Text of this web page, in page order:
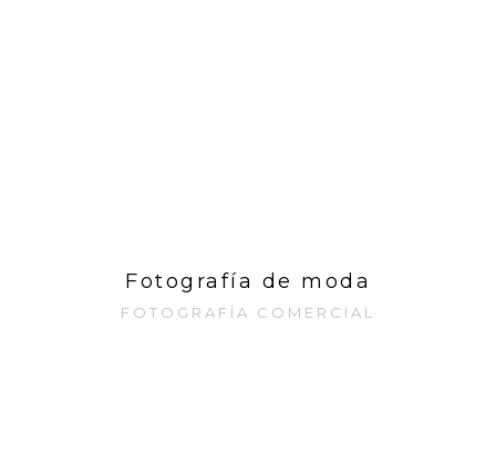
Fotografía de moda
FOTOGRAFÍA COMERCIAL